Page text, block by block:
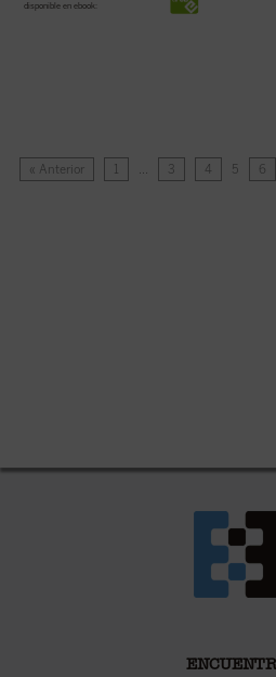
disponible en ebook:
« Anterior 1 … 3 4 5 6